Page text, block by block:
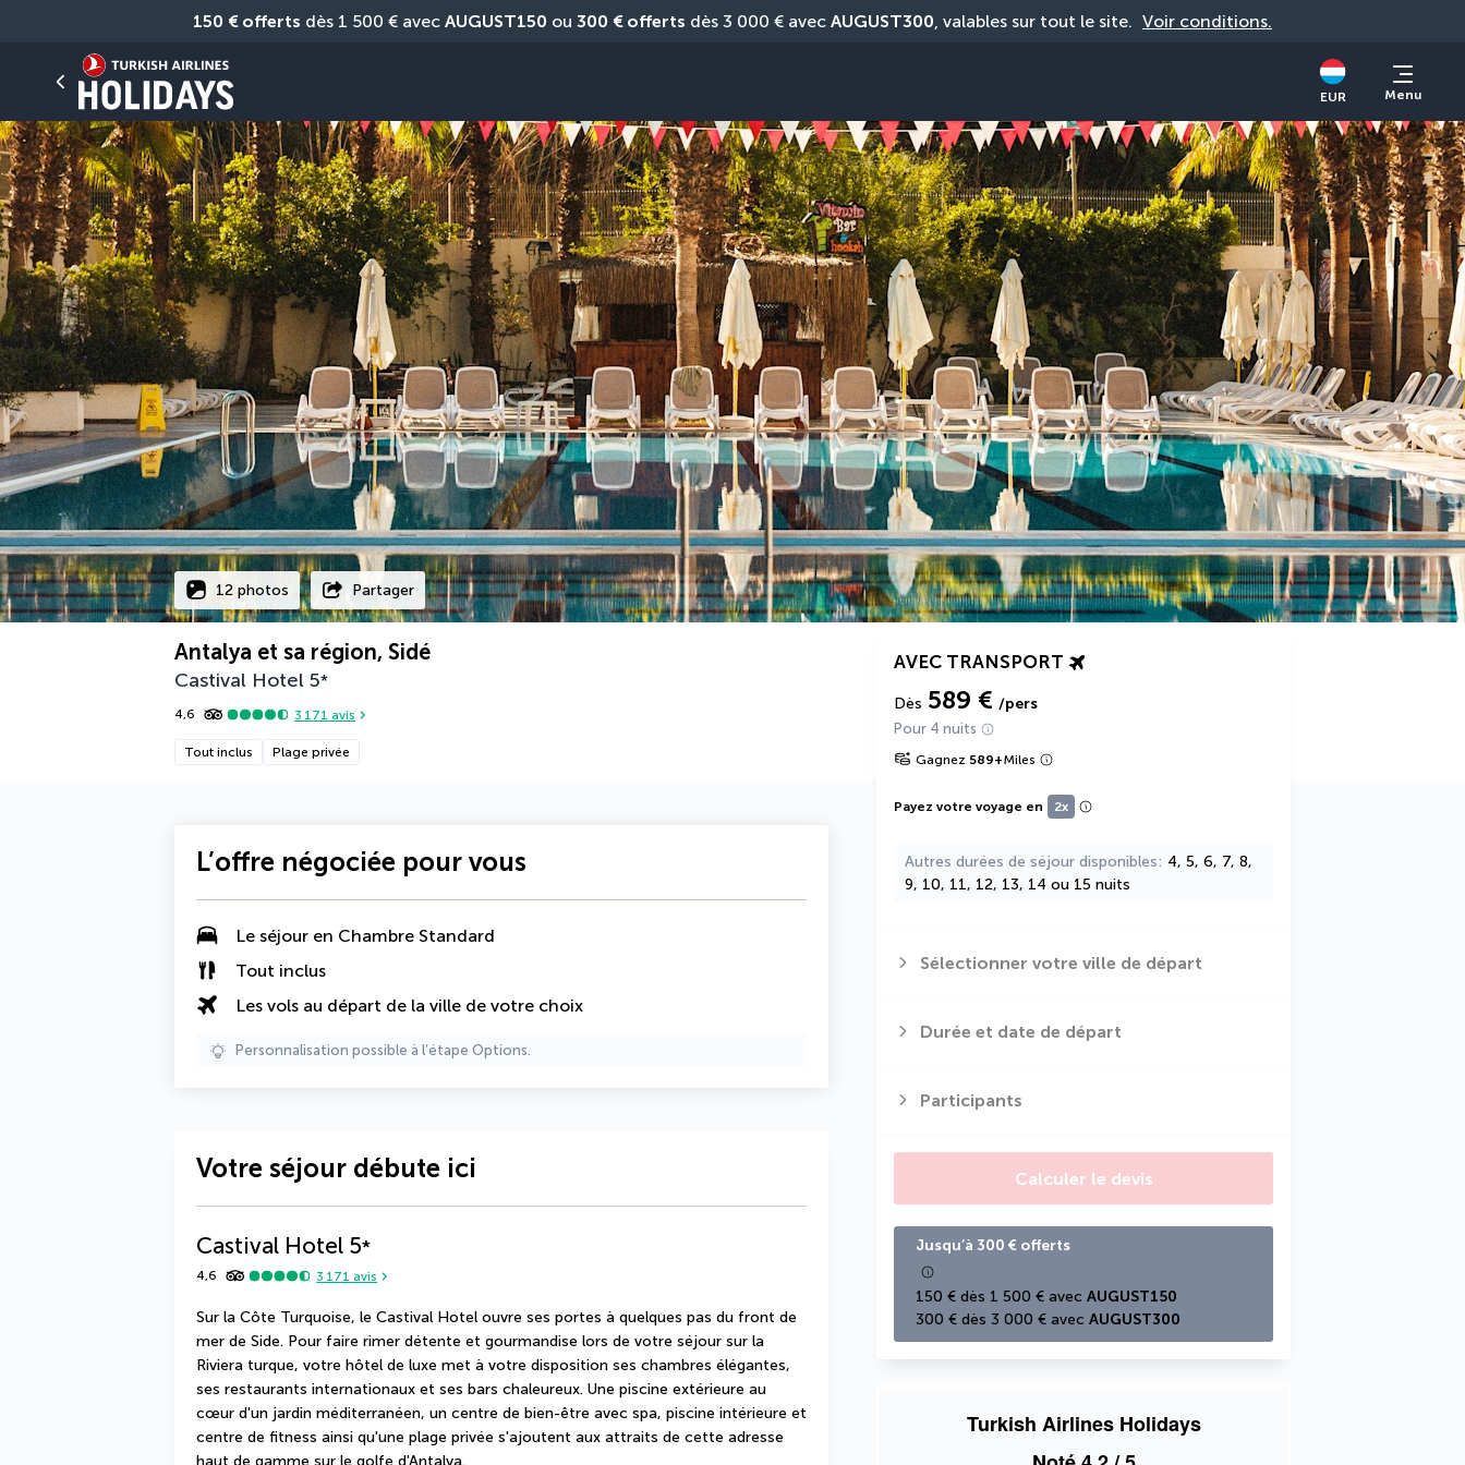
150 € offerts dès 1 500 € avec AUGUST150 ou 300 € offerts dès 3 000 € avec AUGUST300, valables sur tout le site. Voir conditions.
EUR Menu
12 photos Partager
Antalya et sa région, Sidé
Castival Hotel 5*
4,6 3 171 avis
Tout inclus Plage privée
AVEC TRANSPORT
Dès 589 € /pers
Pour 4 nuits
Gagnez 589+Miles
Payez votre voyage en 2x
Autres durées de séjour disponibles
4, 5, 6, 7, 8,
9, 10, 11, 12, 13, 14 ou 15 nuits
Sélectionner votre ville de départ
Durée et date de départ
Participants
Calculer le devis
Jusqu’à 300 € offerts
150 € dès 1 500 € avec AUGUST150
300 € dès 3 000 € avec AUGUST300
Turkish Airlines Holidays
L’offre négociée pour vous
Le séjour en Chambre Standard
Tout inclus
Les vols au départ de la ville de votre choix
Personnalisation possible à l’étape Options.
Votre séjour débute ici
Castival Hotel 5*
4,6 3 171 avis
Sur la Côte Turquoise, le Castival Hotel ouvre ses portes à quelques pas du front de
mer de Side. Pour faire rimer détente et gourmandise lors de votre séjour sur la
Riviera turque, votre hôtel de luxe met à votre disposition ses chambres élégantes,
ses restaurants internationaux et ses bars chaleureux. Une piscine extérieure au
cœur d'un jardin méditerranéen, un centre de bien-être avec spa, piscine intérieure et
centre de fitness ainsi qu'une plage privée s'ajoutent aux attraits de cette adresse
haut de gamme sur le golfe d'Antalya.